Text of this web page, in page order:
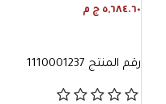
٥,٦٨٤.٦٠ ج م
رقم المنتج 1110001237